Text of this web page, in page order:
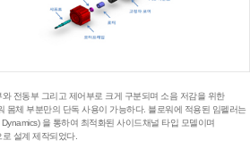
전동부 그리고 제어부로 크게 구분되며 소음 저감을 위한
몸체 부분만의 단독 사용이 가능하다. 블로워에 적용된 임펠러는
을 통하여 최적화된 사이드채널 타입 모델이며
설계 제작되었다.